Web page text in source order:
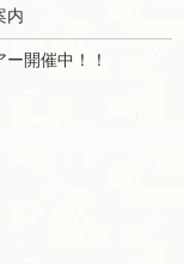
内
開催中！！